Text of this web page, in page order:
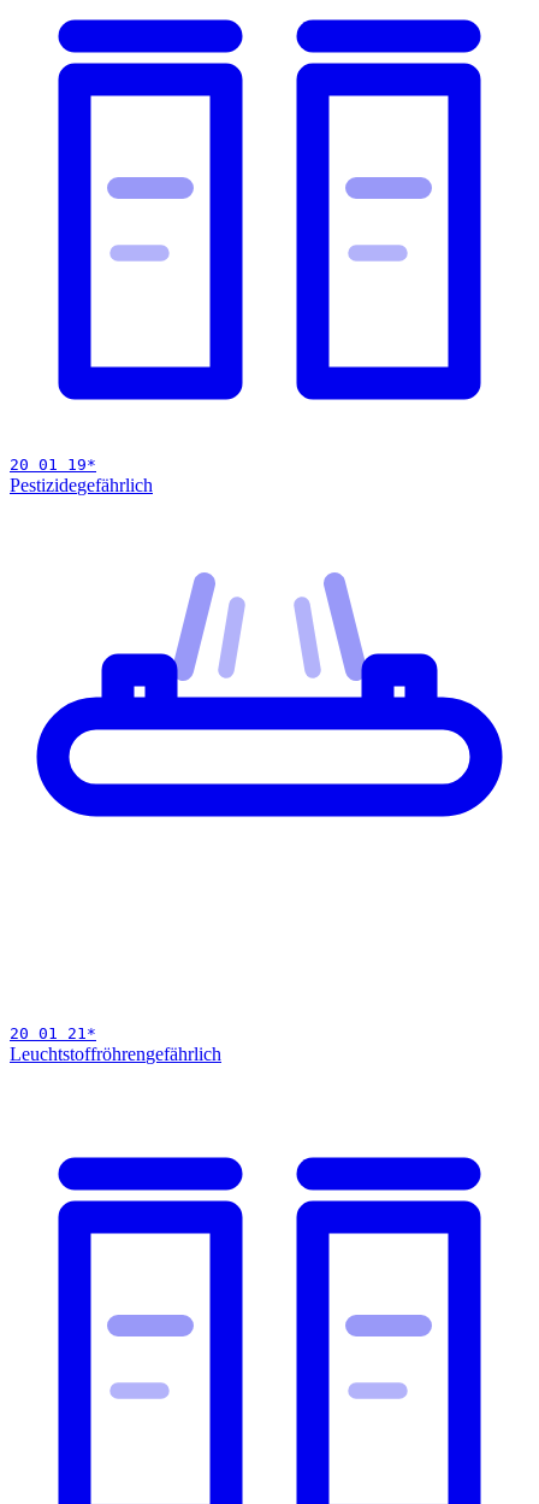
20 01 19*
Pestizidegefährlich
20 01 21*
Leuchtstoffröhrengefährlich